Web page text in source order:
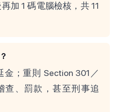
加 1 碼電腦檢核，共 11
金；重則 Section 301／
查、罰款，甚至刑事追